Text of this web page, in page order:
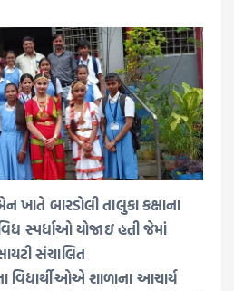
ખાતે બારડોલી તાલુકા કક્ષાના
સ્પર્ધાઓ યોજાઇ હતી જેમાં
સંચાલિત
શાળાના આચાર્ય